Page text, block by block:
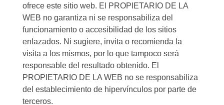
ofrece este sitio web. El PROPIETARIO DE LA
WEB no garantiza ni se responsabiliza del
funcionamiento o accesibilidad de los sitios
enlazados. Ni sugiere, invita o recomienda la
visita a los mismos, por lo que tampoco será
responsable del resultado obtenido. El
PROPIETARIO DE LA WEB no se responsabiliza
del establecimiento de hipervínculos por parte de
terceros.